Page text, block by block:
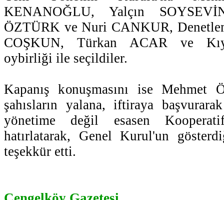
KENANOĞLU, Yalçın
ÖZTÜRK ve Nuri CANKUR,
COŞKUN, Türkan ACAR ve
oybirliği ile seçildiler.
Kapanış konuşmasını ise Mehmet
şahısların yalana, iftiraya
yönetime değil esasen
hatırlatarak, Genel Kurul'un
teşekkür etti.